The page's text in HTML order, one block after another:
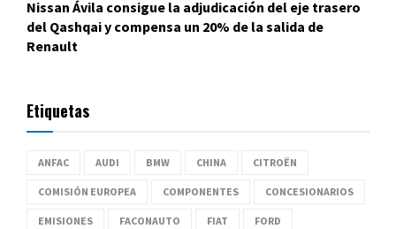
Nissan Ávila consigue la adjudicación del eje trasero
del Qashqai y compensa un 20% de la salida de
Renault
Etiquetas
ANFAC AUDI BMW CHINA CITROËN
COMISIÓN EUROPEA COMPONENTES CONCESIONARIOS
EMISIONES FACONAUTO FIAT FORD